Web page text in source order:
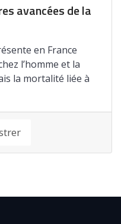
avancées de la
en France
l’homme et la
la mortalité liée à